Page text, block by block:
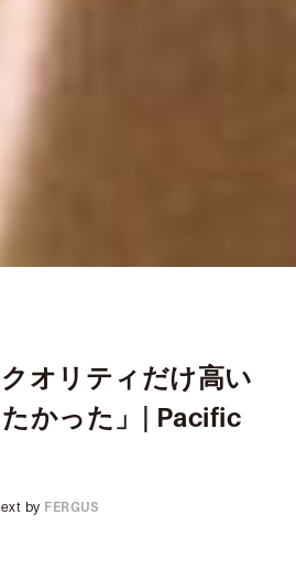
クオリティだけ高い
かった」| Pacific
by FERGUS